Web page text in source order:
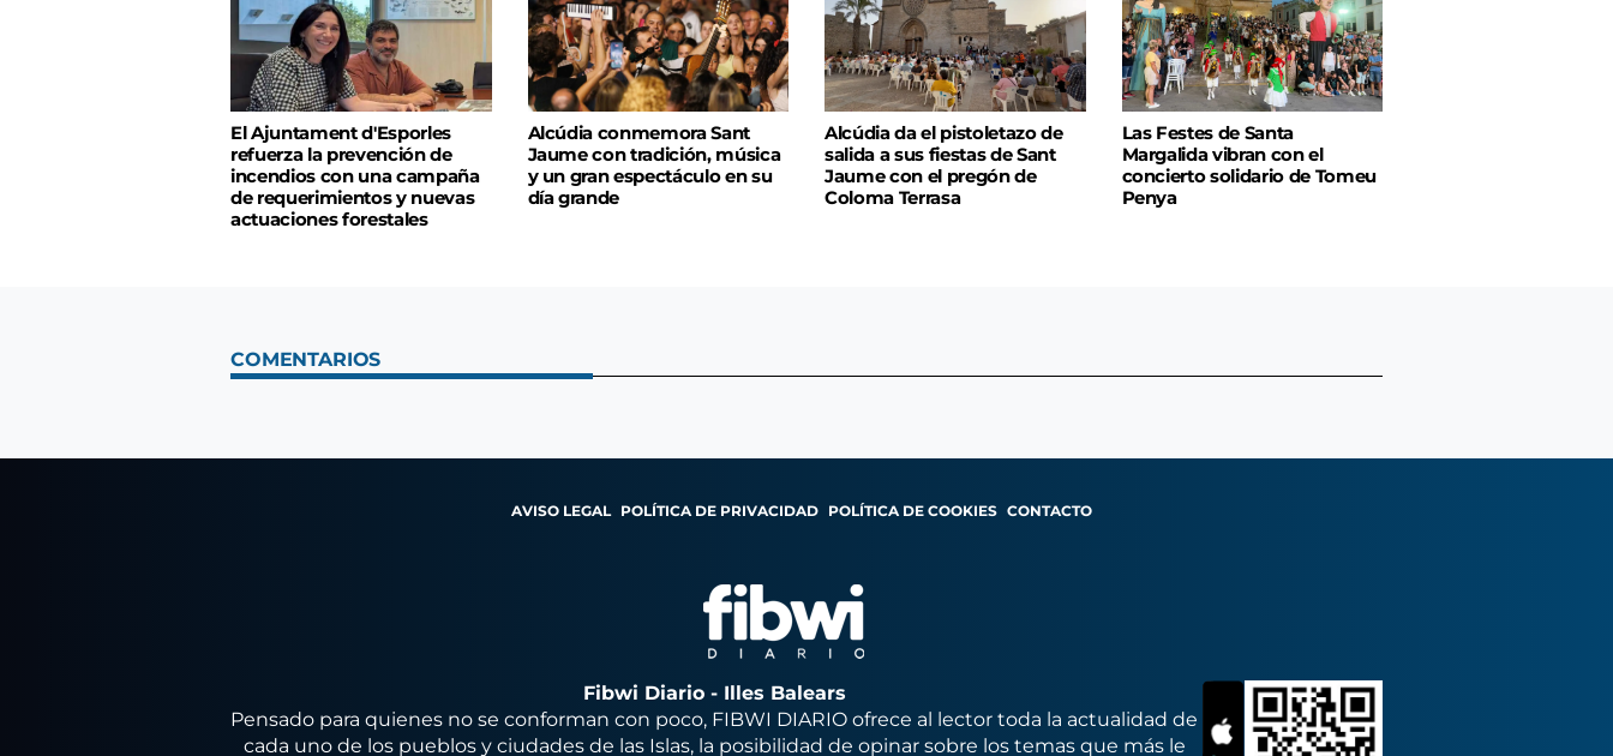
El Ajuntament d'Esporles
refuerza la prevención de
incendios con una campaña
de requerimientos y nuevas
actuaciones forestales
Alcúdia conmemora Sant
Jaume con tradición, música
y un gran espectáculo en su
día grande
Alcúdia da el pistoletazo de
salida a sus fiestas de Sant
Jaume con el pregón de
Coloma Terrasa
Las Festes de Santa
Margalida vibran con el
concierto solidario de Tomeu
Penya
COMENTARIOS
AVISO LEGAL POLÍTICA DE PRIVACIDAD POLÍTICA DE COOKIES CONTACTO
Fibwi Diario - Illes Balears
Pensado para quienes no se conforman con poco, FIBWI DIARIO ofrece al lector toda la actualidad de
cada uno de los pueblos y ciudades de las Islas, la posibilidad de opinar sobre los temas que más le